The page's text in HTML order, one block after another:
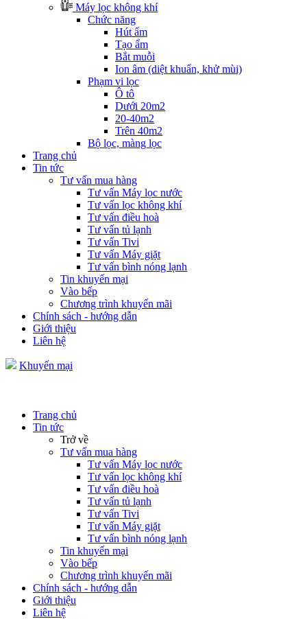
Máy lọc không khí
Chức năng
Hút ẩm
Tạo ẩm
Bắt muỗi
Ion âm (diệt khuẩn, khử mùi)
Phạm vi lọc
Ô tô
Dưới 20m2
20-40m2
Trên 40m2
Bộ lọc, màng lọc
Trang chủ
Tin tức
Tư vấn mua hàng
Tư vấn Máy lọc nước
Tư vấn lọc không khí
Tư vấn điều hoà
Tư vấn tủ lạnh
Tư vấn Tivi
Tư vấn Máy giặt
Tư vấn bình nóng lạnh
Tin khuyến mại
Vào bếp
Chương trình khuyến mãi
Chính sách - hướng dẫn
Giới thiệu
Liên hệ
Khuyến mại
Trang chủ
Tin tức
Trở về
Tư vấn mua hàng
Tư vấn Máy lọc nước
Tư vấn lọc không khí
Tư vấn điều hoà
Tư vấn tủ lạnh
Tư vấn Tivi
Tư vấn Máy giặt
Tư vấn bình nóng lạnh
Tin khuyến mại
Vào bếp
Chương trình khuyến mãi
Chính sách - hướng dẫn
Giới thiệu
Liên hệ